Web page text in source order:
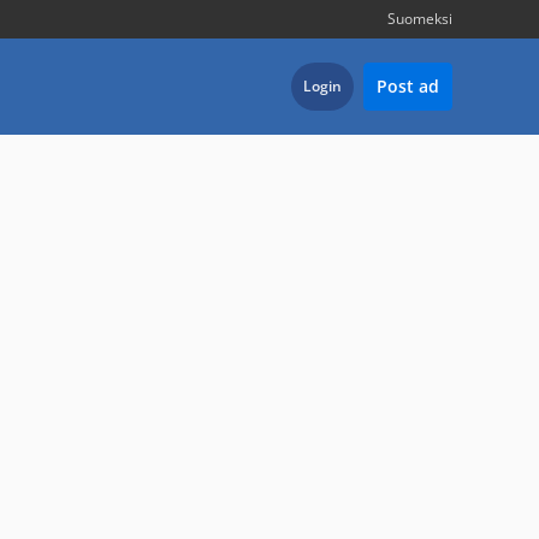
Suomeksi
Login Post ad